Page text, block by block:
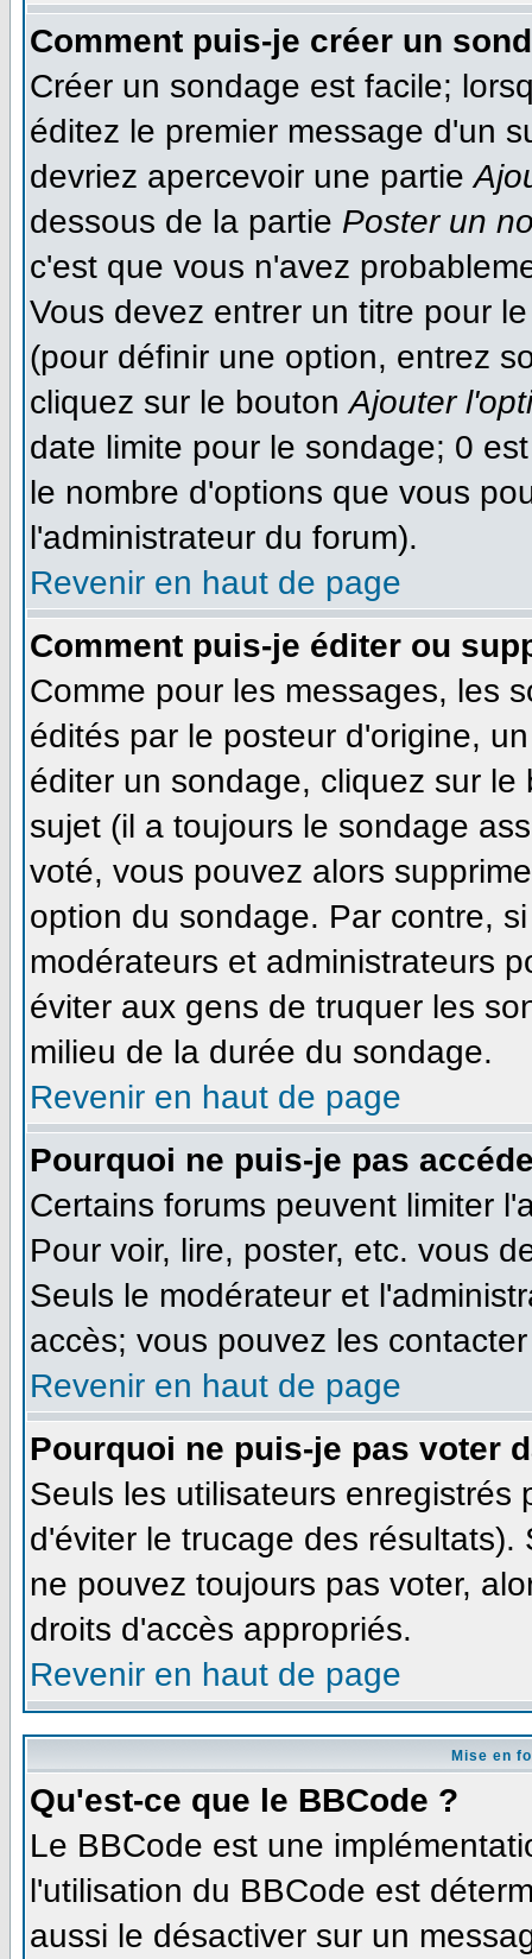
Comment puis-je créer un
Créer un sondage est facile;
éditez le premier message d'un
devriez apercevoir une partie
dessous de la partie Poster un
c'est que vous n'avez
Vous devez entrer un titre pour
(pour définir une option, entrez
cliquez sur le boutonAjouter
date limite pour le sondage; 0
le nombre d'options que vous
l'administrateur du forum).
Revenir en haut de page
Comment puis-je éditer ou
Comme pour les messages, les
édités par le posteur d'origine,
éditer un sondage, cliquez sur
sujet (il a toujours le sondage
voté, vous pouvez alors
option du sondage. Par contre,
modérateurs et administrateurs
éviter aux gens de truquer les
milieu de la durée du sondage.
Revenir en haut de page
Pourquoi ne puis-je pas
Certains forums peuvent limiter
Pour voir, lire, poster, etc. vous
Seuls le modérateur et
accès; vous pouvez les
Revenir en haut de page
Pourquoi ne puis-je pas voter
Seuls les utilisateurs
d'éviter le trucage des
ne pouvez toujours pas voter,
droits d'accès appropriés.
Revenir en haut de page
Mise en
Qu'est-ce que le BBCode ?
Le BBCode est une
l'utilisation du BBCode est
aussi le désactiver sur un